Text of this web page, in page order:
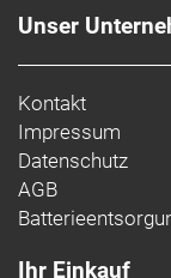
Unser
Kontakt
Impressum
Datenschutz
AGB
Ihr Einkauf